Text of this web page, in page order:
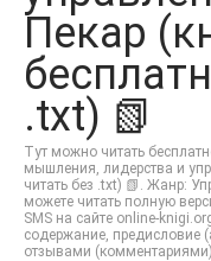
Пекар
.txt) 📗
Тут можно читать
мышления, лидерства и
читать без .txt) 📗. Жанр:
можете читать полную
SMS на сайте online-
содержание, предисловие
отзывами